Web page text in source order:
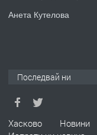
Анета Кутелова
Последвай ни
Хасково Новини